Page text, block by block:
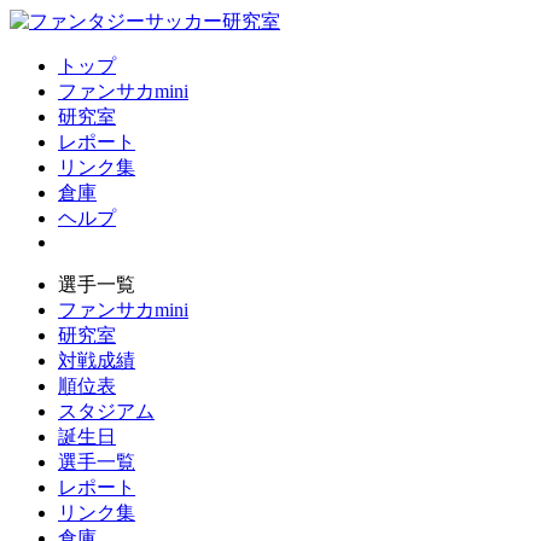
トップ
ファンサカmini
研究室
レポート
リンク集
倉庫
ヘルプ
選手一覧
ファンサカmini
研究室
対戦成績
順位表
スタジアム
誕生日
選手一覧
レポート
リンク集